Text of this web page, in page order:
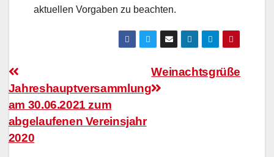
aktuellen Vorgaben zu beachten.
Beitragsnavigation
Weinachtsgrüße
Jahreshauptversammlung
am 30.06.2021 zum
abgelaufenen Vereinsjahr
2020